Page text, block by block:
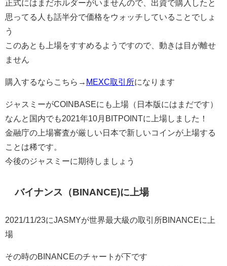
正式にはまだホルダーがいませんので、出資で購入したと
思ってる人も話半分で価格をウォッチしていることでしょ
う
このあとも上場をすすめるようですので、動きは目が離せ
ません
購入するならこちら→ MEXC取引所になります
ジャスミーがCOINBASEにも上場（日本版にはまだです）
なんと国内でも2021年10月BITPOINTに上場しました！
金融庁の上場審査が厳しい日本で新しいコインが上場する
ことは稀です。
今後のジャスミーに期待しましょう
バイナンス（BINANCE)に上場
2021/11/23にJASMYが世界最大級の取引所BINANCEに上
場
その時のBINANCEのチャートが下です